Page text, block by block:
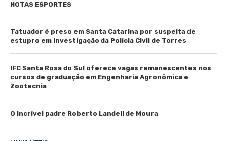
NOTAS ESPORTES
Tatuador é preso em Santa Catarina por suspeita de
estupro em investigação da Polícia Civil de Torres
IFC Santa Rosa do Sul oferece vagas remanescentes nos
cursos de graduação em Engenharia Agronômica e
Zootecnia
O incrível padre Roberto Landell de Moura